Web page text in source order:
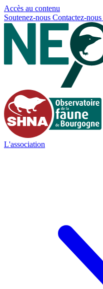
Accès au contenu
Soutenez-nous Contactez-nous
L'association
Panneau de gestion des cookies